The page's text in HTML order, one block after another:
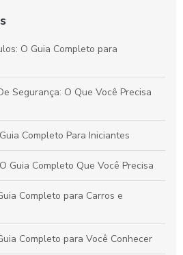
O Guia Completo para
Segurança: O Que Você Precisa
Completo Para Iniciantes
Guia Completo Que Você Precisa
Completo para Carros e
Completo para Você Conhecer